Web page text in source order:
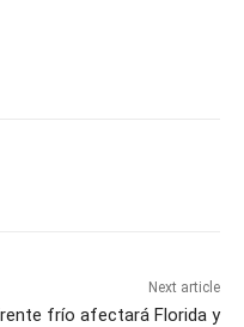
Next article
frío afectará Florida y